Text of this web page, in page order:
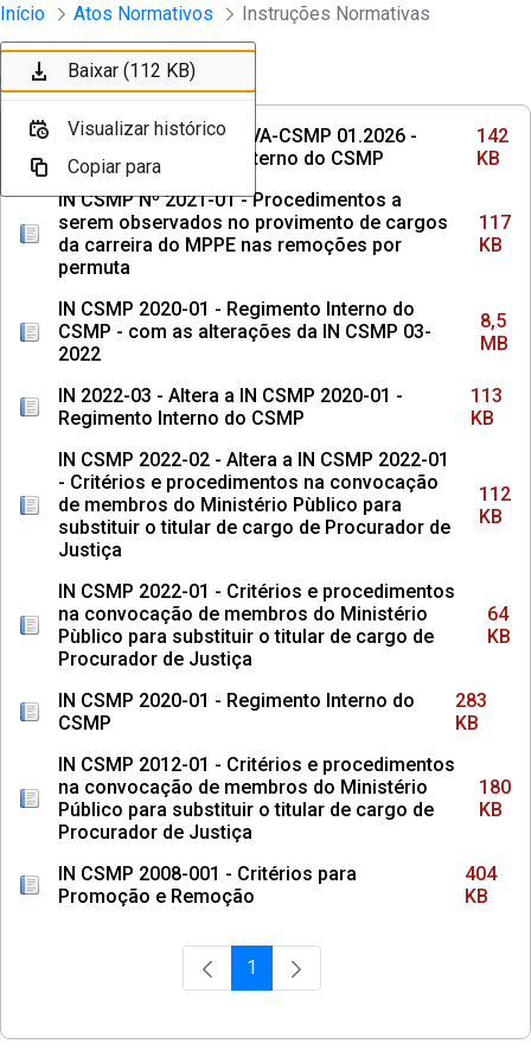
Pular para o Conteúdo principal
Instrumento jurídico - Documentos
Início Atos Normativos Instruções Normativas
Ordenar Filtro
INSTRUÇÃO NORMATIVA-CSMP 01.2026 -
Institui o Regimento Interno do CSMP
142
KB
IN CSMP Nº 2021-01 - Procedimentos a
serem observados no provimento de cargos
da carreira do MPPE nas remoções por
permuta
117
KB
IN CSMP 2020-01 - Regimento Interno do
CSMP - com as alterações da IN CSMP 03-
2022
8,5
MB
IN 2022-03 - Altera a IN CSMP 2020-01 -
Regimento Interno do CSMP
113
KB
IN CSMP 2022-02 - Altera a IN CSMP 2022-01
- Critérios e procedimentos na convocação
de membros do Ministério Pùblico para
substituir o titular de cargo de Procurador de
Justiça
112
KB
IN CSMP 2022-01 - Critérios e procedimentos
na convocação de membros do Ministério
Pùblico para substituir o titular de cargo de
Procurador de Justiça
64
KB
IN CSMP 2020-01 - Regimento Interno do
CSMP
283
KB
IN CSMP 2012-01 - Critérios e procedimentos
na convocação de membros do Ministério
Público para substituir o titular de cargo de
Procurador de Justiça
180
KB
IN CSMP 2008-001 - Critérios para
Promoção e Remoção
404
KB
Página
1
Baixar (142 KB)
Visualizar histórico
Copiar para
Baixar (117 KB)
Visualizar histórico
Copiar para
Baixar (8,5 MB)
Visualizar histórico
Copiar para
Baixar (113 KB)
Visualizar histórico
Copiar para
Baixar (112 KB)
Visualizar histórico
Copiar para